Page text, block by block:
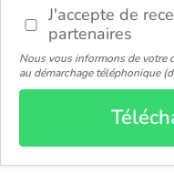
J'accepte de
partenaires
Nous vous informons de votre
au démarchage téléphonique